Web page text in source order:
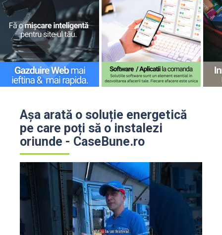
Așa arată o soluție energetică
pe care poți să o instalezi
oriunde - CaseBune.ro